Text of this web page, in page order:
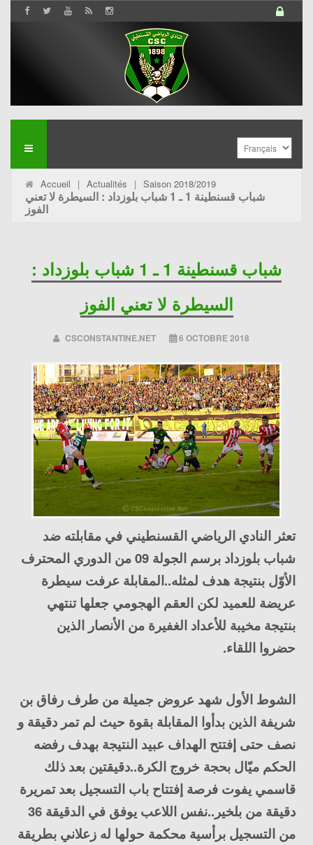
Accueil | Actualités | Saison 2018/2019
شباب قسنطينة 1 ـ 1 شباب بلوزداد : السيطرة لا تعني
الفوز
شباب قسنطينة 1 ـ 1 شباب بلوزداد :
السيطرة لا تعني الفوز
CSCONSTANTINE.NET 6 OCTOBRE 2018
تعثر النادي الرياضي القسنطيني في مقابلته ضد
شباب بلوزداد برسم الجولة 09 من الدوري المحترف
الأوّل بنتيجة هدف لمثله..المقابلة عرفت سيطرة
عريضة للعميد لكن العقم الهجومي جعلها تنتهي
بنتيجة مخيبة للأعداد الغفيرة من الأنصار الذين
حضروا اللقاء.
الشوط الأول شهد عروض جميلة من طرف رفاق بن
شريفة الذين بدأوا المقابلة بقوة حيث لم تمر دقيقة و
نصف حتى إفتتح الهداف عبيد النتيجة بهدف رفضه
الحكم ميّال بحجة خروج الكرة..دقيقتين بعد ذلك
قاسمي يفوت فرصة إفتتاح باب التسجيل بعد تمريرة
دقيقة من بلخير..نفس اللاعب يوفق في الدقيقة 36
من التسجيل برأسية محكمة حولها له زعلاني بطريقة